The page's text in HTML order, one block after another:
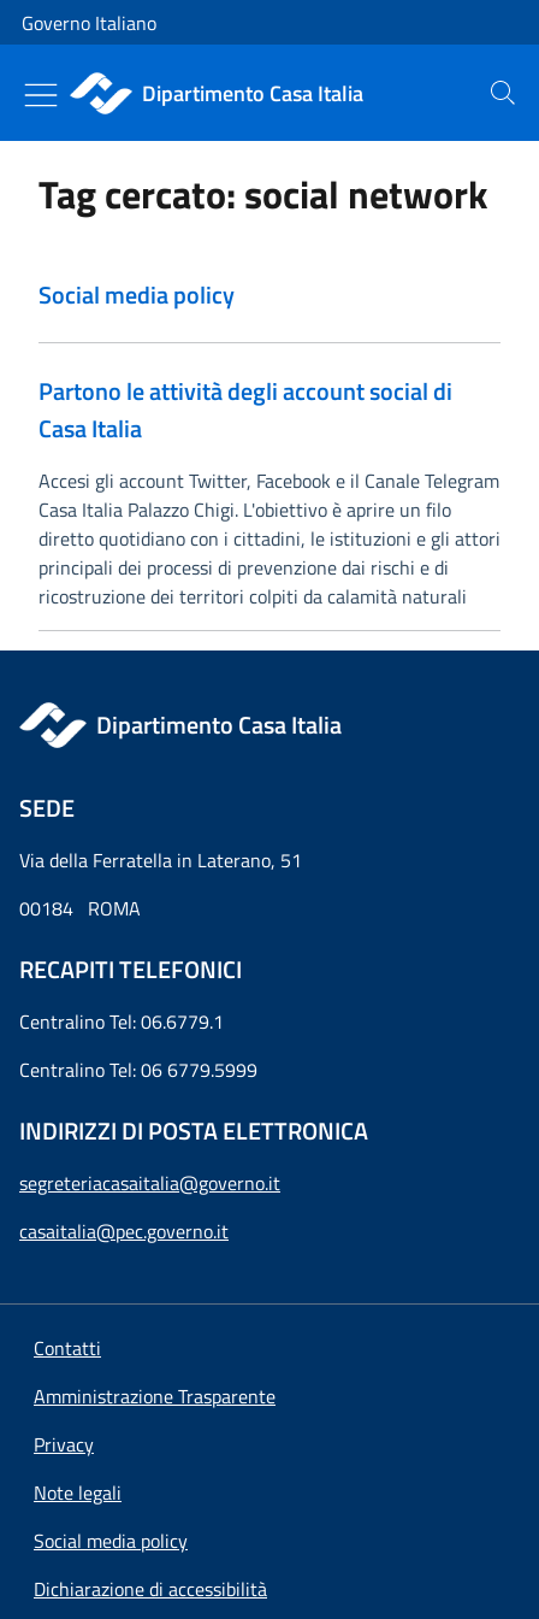
Vai al contenuto
Vai alla navigazione del sito
Governo Italiano
Dipartimento Casa Italia Cerca
Tag cercato: social network
Social media policy
Partono le attività degli account social di
Casa Italia
Accesi gli account Twitter, Facebook e il Canale Telegram
Casa Italia Palazzo Chigi. L'obiettivo è aprire un filo
diretto quotidiano con i cittadini, le istituzioni e gli attori
principali dei processi di prevenzione dai rischi e di
ricostruzione dei territori colpiti da calamità naturali
Dipartimento Casa Italia
SEDE
Via della Ferratella in Laterano, 51
00184 ROMA
RECAPITI TELEFONICI
Centralino Tel: 06.6779.1
Centralino Tel: 06 6779.5999
INDIRIZZI DI POSTA ELETTRONICA
segreteriacasaitalia@governo.it
casaitalia@pec.governo.it
Contatti
Amministrazione Trasparente
Privacy
Note legali
Social media policy
Dichiarazione di accessibilità